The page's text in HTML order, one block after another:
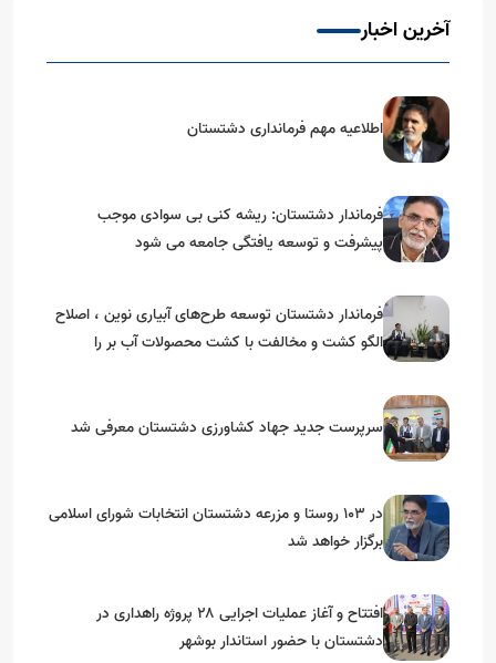
آخرین اخبار
اطلاعیه مهم فرمانداری دشتستان
فرماندار دشتستان: ریشه کنی بی سوادی موجب
پیشرفت و توسعه یافتگی جامعه می شود
فرماندار دشتستان توسعه طرح‌های آبیاری نوین ، اصلاح
الگو کشت و مخالفت با کشت محصولات آب بر را
سرپرست جدید جهاد کشاورزی دشتستان معرفی شد
در 103 روستا و مزرعه دشتستان انتخابات شورای اسلامی
برگزار خواهد شد
افتتاح و آغاز عملیات اجرایی ۲۸ پروژه راهداری در
دشتستان با حضور استاندار بوشهر